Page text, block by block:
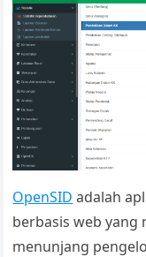
OpenSID adalah
berbasis web
menunjang